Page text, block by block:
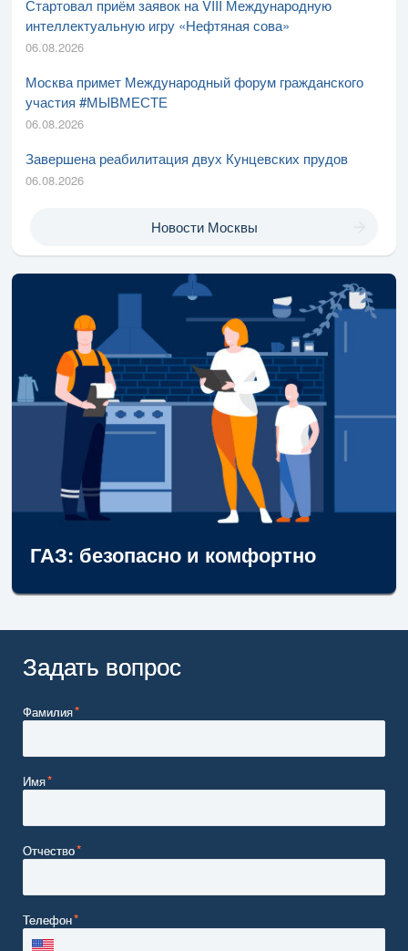
Стартовал приём заявок на VIII Международную
интеллектуальную игру «Нефтяная сова»
06.08.2026
Москва примет Международный форум гражданского
участия #МЫВМЕСТЕ
06.08.2026
Завершена реабилитация двух Кунцевских прудов
06.08.2026
Новости Москвы
ГАЗ: безопасно и комфортно